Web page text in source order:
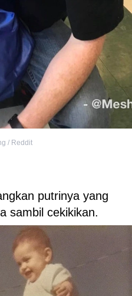
/ Reddit
putrinya yang
sambil cekikikan.